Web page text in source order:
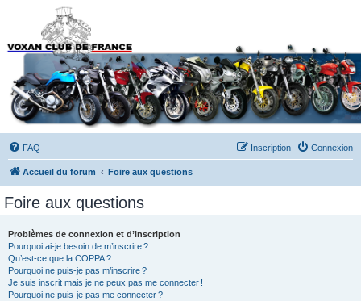
Forums du Voxan Club
de France
FAQ Connexion
Inscription
Accueil du forum Foire aux questions
Foire aux questions
Problèmes de connexion et d’inscription
Pourquoi ai-je besoin de m’inscrire ?
Qu’est-ce que la COPPA ?
Pourquoi ne puis-je pas m’inscrire ?
Je suis inscrit mais je ne peux pas me connecter !
Pourquoi ne puis-je pas me connecter ?